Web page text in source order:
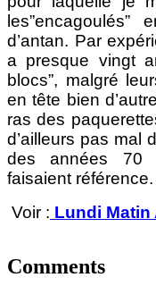
d’antan. Par
a presque vingt
blocs”, malgré
en tête bien
ras des
d’ailleurs pas mal
des années 70
faisaient référence.
Voir : Lundi Matin
Comments